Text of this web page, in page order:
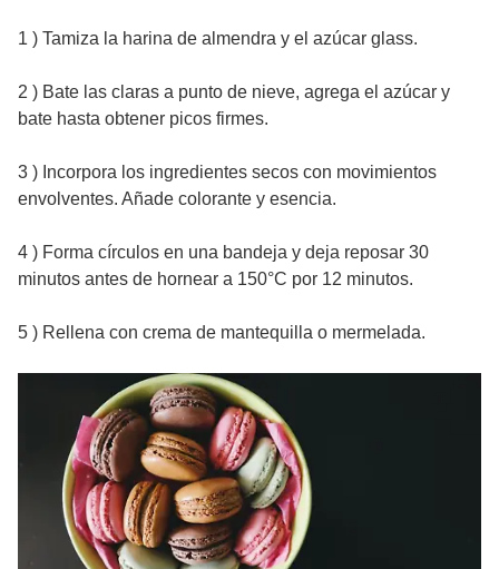
1 ) Tamiza la harina de almendra y el azúcar glass.
2 ) Bate las claras a punto de nieve, agrega el azúcar y
bate hasta obtener picos firmes.
3 ) Incorpora los ingredientes secos con movimientos
envolventes. Añade colorante y esencia.
4 ) Forma círculos en una bandeja y deja reposar 30
minutos antes de hornear a 150°C por 12 minutos.
5 ) Rellena con crema de mantequilla o mermelada.